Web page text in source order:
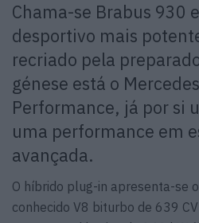
Chama-se Brabus 930
desportivo mais
recriado pela
génese está o
Performance, já por si
uma performance em
avançada.
O híbrido plug-in apresenta-se
conhecido V8 biturbo de 639